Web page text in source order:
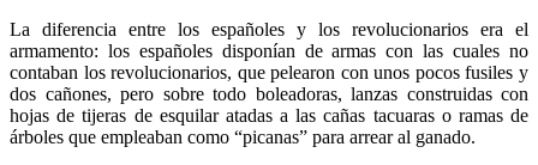
La diferencia entre los españoles y los revolucionarios era el
armamento: los españoles disponían de armas con las cuales no
contaban los revolucionarios, que pelearon con unos pocos fusiles y
dos cañones, pero sobre todo boleadoras, lanzas construidas con
hojas de tijeras de esquilar atadas a las cañas tacuaras o ramas de
árboles que empleaban como “picanas” para arrear al ganado.